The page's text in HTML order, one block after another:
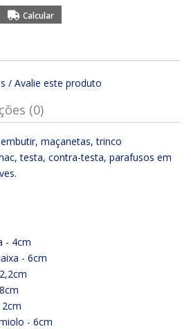
/ Avalie este produto
(0)
maçanetas, trinco
testa, contra-testa, parafusos em
- 4cm
- 6cm
- 6cm